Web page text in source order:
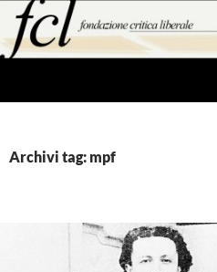
contenuto
Archivi tag: mpf